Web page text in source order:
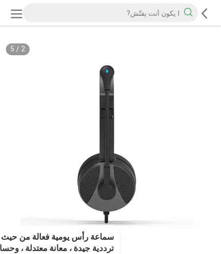
2
/
5
سماعة رأس يومية فعالة من حيث
ترددية جيدة ، معانة معتدلة ،